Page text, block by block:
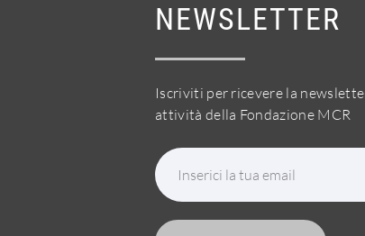
NEWSLETTER
Iscriviti per ricevere la
attività della Fondazione MCR
Inserici la tua email